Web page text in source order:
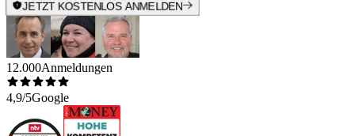
JETZT KOSTENLOS ANMELDEN
12.000Anmeldungen
4,9/5Google